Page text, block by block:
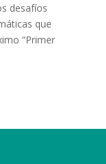
desafíos
que
“Primer